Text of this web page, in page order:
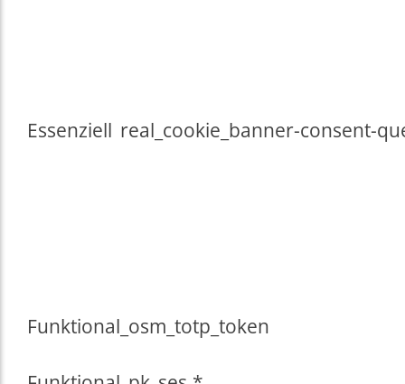
Essenziell real_cookie_banner-consent-
Funktional _osm_totp_token